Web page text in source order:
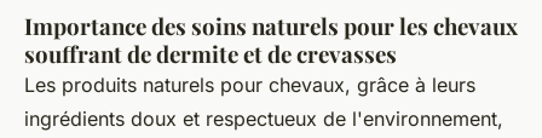
Importance des soins naturels pour les chevaux
souffrant de dermite et de crevasses
Les produits naturels pour chevaux, grâce à leurs
ingrédients doux et respectueux de l'environnement,